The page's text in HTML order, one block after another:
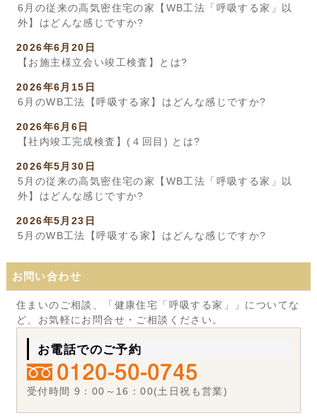
6月の従来の高気密住宅の家【WB工法「呼吸する家」以
外】はどんな感じですか?
2026年6月20日
【お施主様立会い竣工検査】とは?
2026年6月15日
6月のWB工法【呼吸する家】はどんな感じですか?
2026年6月6日
【社内竣工完成検査】(４回目) とは?
2026年5月30日
5月の従来の高気密住宅の家【WB工法「呼吸する家」以
外】はどんな感じですか?
2026年5月23日
5月のWB工法【呼吸する家】はどんな感じですか?
お問い合わせ
住まいのご相談、「健康住宅「呼吸する家」」についてな
ど、お気軽にお問合せ・ご相談ください。
お電話でのご予約
受付時間 9：00～16：00(土日祝も営業)